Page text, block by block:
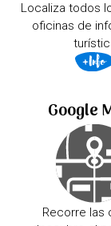
Localiza todos
oficinas de
Google
Recorre las